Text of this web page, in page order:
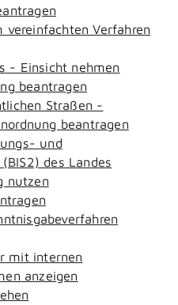
vereinfachten Verfahren
- Einsicht nehmen
beantragen
Straßen -
beantragen
und
des Landes
nutzen
mit internen
anzeigen